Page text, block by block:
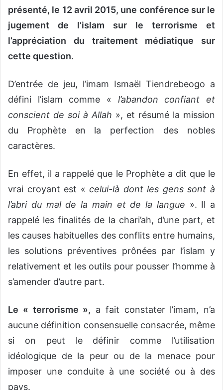
présenté, le 12 avril 2015, une conférence sur le
jugement de l’islam sur le terrorisme et
l’appréciation du traitement médiatique sur
cette question.
D’entrée de jeu, l’imam Ismaël Tiendrebeogo a
défini l’islam comme « l’abandon confiant et
conscient de soi à Allah », et résumé la mission
du Prophète en la perfection des nobles
caractères.
En effet, il a rappelé que le Prophète a dit que le
vrai croyant est «celui-là dont les gens sont à
l’abri du mal de la main et de la langue ». Il a
rappelé les finalités de la chari’ah, d’une part, et
les causes habituelles des conflits entre humains,
les solutions préventives prônées par l’islam y
relativement et les outils pour pousser l’homme à
s’amender d’autre part.
Le « terrorisme », a fait constater l’imam, n’a
aucune définition consensuelle consacrée, même
si on peut le définir comme l’utilisation
idéologique de la peur ou de la menace pour
imposer une conduite à une société ou à des
pays.